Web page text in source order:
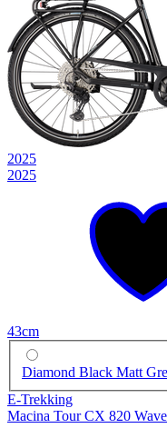
2025
2025
43cm
Diamond Black Matt
E-Trekking
Macina Tour CX 820 Wave